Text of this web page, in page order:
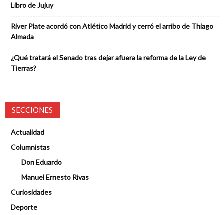
Libro de Jujuy
River Plate acordó con Atlético Madrid y cerró el arribo de Thiago
Almada
¿Qué tratará el Senado tras dejar afuera la reforma de la Ley de
Tierras?
SECCIONES
Actualidad
Columnistas
Don Eduardo
Manuel Ernesto Rivas
Curiosidades
Deporte